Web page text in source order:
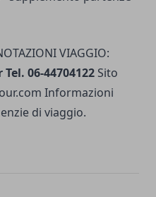
VIAGGIO:
06-44704122 Sito
Informazioni
di viaggio.